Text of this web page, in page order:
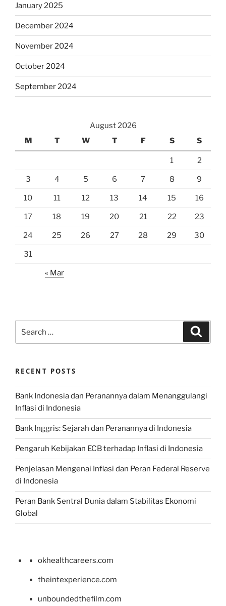
January 2025
December 2024
November 2024
October 2024
September 2024
August 2026
M
T W T F S S
1 2
3 4 5 6 7 8 9
10 11 12 13 14 15 16
17 18 19 20 21 22 23
24 25 26 27 28 29 30
31
« Mar
for:
RECENT POSTS
Bank Indonesia dan Peranannya dalam Menanggulangi
Inflasi di Indonesia
Bank Inggris: Sejarah dan Peranannya di Indonesia
Pengaruh Kebijakan ECB terhadap Inflasi di Indonesia
Penjelasan Mengenai Inflasi dan Peran Federal Reserve
di Indonesia
Peran Bank Sentral Dunia dalam Stabilitas Ekonomi
Global
okhealthcareers.com
theintexperience.com
unboundedthefilm.com